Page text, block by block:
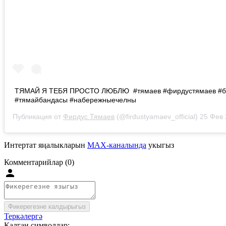
ТЯМАЙ Я ТЕБЯ ПРОСТО ЛЮБЛЮ #тямаев #фирдустямаев
#тямайбандасы #набережныечелны
Публикация от Фирдус Тямаев (@firdustyamaev_official) 25 Фев
Интертат яңалыкларын MAX-каналында укыгыз
Комментарийлар (0)
Фикерегезне калдырыгыз
Теркәлергә